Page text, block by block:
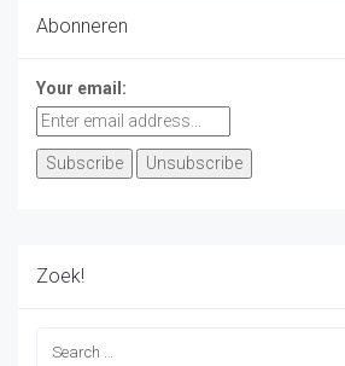
Abonneren
Your email:
Zoek!